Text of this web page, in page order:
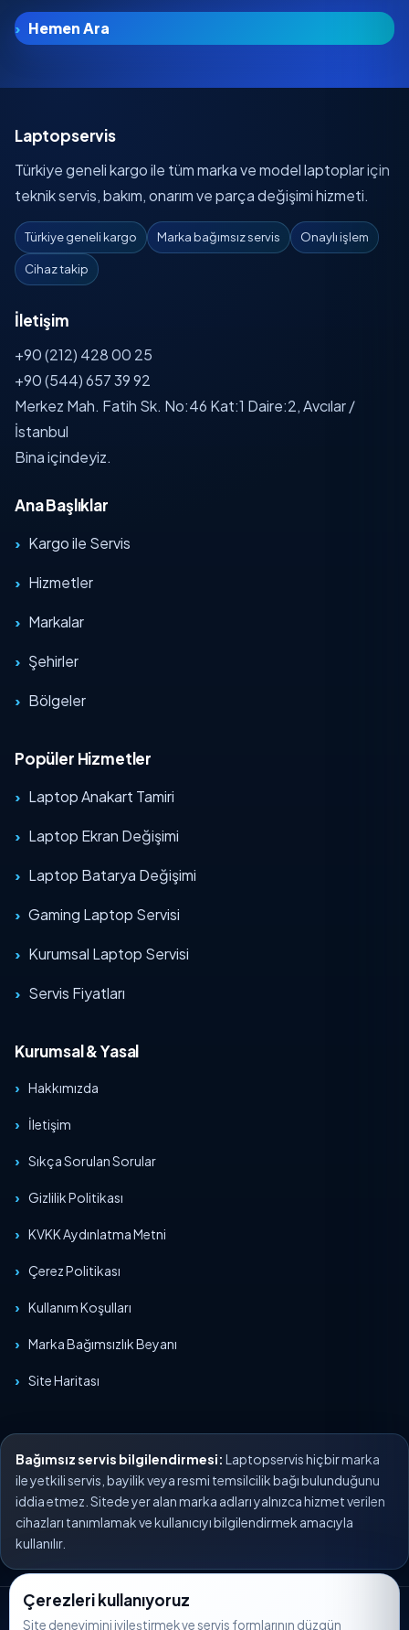
Hemen Ara
Laptopservis
Türkiye geneli kargo ile tüm marka ve model laptoplar için
teknik servis, bakım, onarım ve parça değişimi hizmeti.
Türkiye geneli kargo Marka bağımsız servis Onaylı işlem
Cihaz takip
İletişim
+90 (212) 428 00 25
+90 (544) 657 39 92
Merkez Mah. Fatih Sk. No:46 Kat:1 Daire:2, Avcılar /
İstanbul
Bina içindeyiz.
Ana Başlıklar
Kargo ile Servis
Hizmetler
Markalar
Şehirler
Bölgeler
Popüler Hizmetler
Laptop Anakart Tamiri
Laptop Ekran Değişimi
Laptop Batarya Değişimi
Gaming Laptop Servisi
Kurumsal Laptop Servisi
Servis Fiyatları
Kurumsal & Yasal
Hakkımızda
İletişim
Sıkça Sorulan Sorular
Gizlilik Politikası
KVKK Aydınlatma Metni
Çerez Politikası
Kullanım Koşulları
Marka Bağımsızlık Beyanı
Site Haritası
Bağımsız servis bilgilendirmesi: Laptopservis hiçbir marka
ile yetkili servis, bayilik veya resmi temsilcilik bağı bulunduğunu
iddia etmez. Sitede yer alan marka adları yalnızca hizmet verilen
cihazları tanımlamak ve kullanıcıyı bilgilendirmek amacıyla
kullanılır.
© 2026 Laptopservis. Tüm hakları saklıdır.
Çerezleri kullanıyoruz
Site deneyimini iyileştirmek ve servis formlarının düzgün